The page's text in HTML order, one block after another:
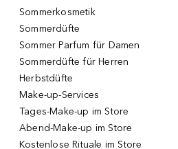
Sommerkosmetik
Sommerdüfte
Sommer Parfum für Damen
Sommerdüfte für Herren
Herbstdüfte
Make-up-Services
Tages-Make-up im Store
Abend-Make-up im Store
Kostenlose Rituale im Store